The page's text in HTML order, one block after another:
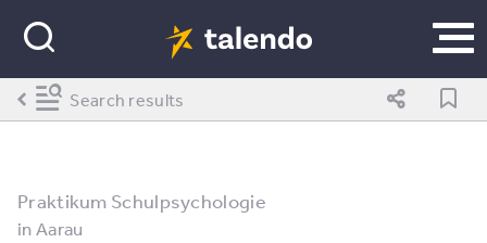
Praktikum Schulpsychologie
in Aarau
Search results